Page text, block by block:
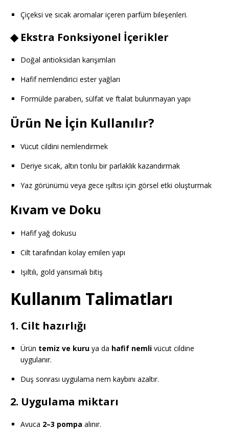
Çiçeksi ve sıcak aromalar içeren parfüm bileşenleri.
◆Ekstra Fonksiyonel İçerikler
Doğal antioksidan karışımları
Hafif nemlendirici ester yağları
Formülde paraben, sülfat ve ftalat bulunmayan yapı
Ürün Ne İçin Kullanılır?
Vücut cildini nemlendirmek
Deriye sıcak, altın tonlu bir parlaklık kazandırmak
Yaz görünümü veya gece ışıltısı için görsel etki oluşturmak
Kıvam ve Doku
Hafif yağ dokusu
Cilt tarafından kolay emilen yapı
Işıltılı, gold yansımalı bitiş
Kullanım Talimatları
1. Cilt hazırlığı
Ürün temiz ve kuru ya da hafif nemli vücut cildine
uygulanır.
Duş sonrası uygulama nem kaybını azaltır.
2. Uygulama miktarı
Avuca 2–3 pompa alınır.